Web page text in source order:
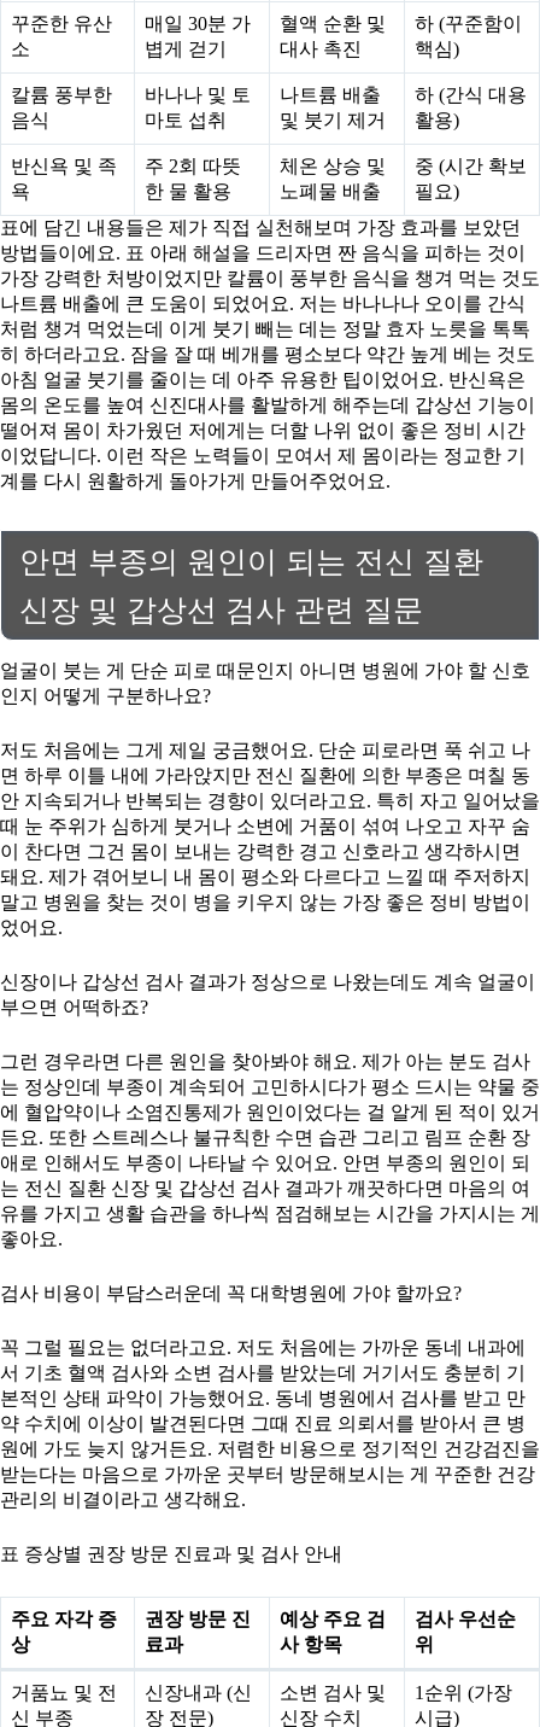
꾸준한 유산
소
매일 30분 가
볍게 걷기
혈액 순환 및
대사 촉진
하 (꾸준함이
핵심)
칼륨 풍부한
음식
바나나 및 토
마토 섭취
나트륨 배출
및 붓기 제거
하 (간식 대용
활용)
반신욕 및 족
욕
주 2회 따뜻
한 물 활용
체온 상승 및
노폐물 배출
중 (시간 확보
필요)
표에 담긴 내용들은 제가 직접 실천해보며 가장 효과를 보았던
방법들이에요. 표 아래 해설을 드리자면 짠 음식을 피하는 것이
가장 강력한 처방이었지만 칼륨이 풍부한 음식을 챙겨 먹는 것도
나트륨 배출에 큰 도움이 되었어요. 저는 바나나나 오이를 간식
처럼 챙겨 먹었는데 이게 붓기 빼는 데는 정말 효자 노릇을 톡톡
히 하더라고요. 잠을 잘 때 베개를 평소보다 약간 높게 베는 것도
아침 얼굴 붓기를 줄이는 데 아주 유용한 팁이었어요. 반신욕은
몸의 온도를 높여 신진대사를 활발하게 해주는데 갑상선 기능이
떨어져 몸이 차가웠던 저에게는 더할 나위 없이 좋은 정비 시간
이었답니다. 이런 작은 노력들이 모여서 제 몸이라는 정교한 기
계를 다시 원활하게 돌아가게 만들어주었어요.
안면 부종의 원인이 되는 전신 질환
신장 및 갑상선 검사 관련 질문
얼굴이 붓는 게 단순 피로 때문인지 아니면 병원에 가야 할 신호
인지 어떻게 구분하나요?
저도 처음에는 그게 제일 궁금했어요. 단순 피로라면 푹 쉬고 나
면 하루 이틀 내에 가라앉지만 전신 질환에 의한 부종은 며칠 동
안 지속되거나 반복되는 경향이 있더라고요. 특히 자고 일어났을
때 눈 주위가 심하게 붓거나 소변에 거품이 섞여 나오고 자꾸 숨
이 찬다면 그건 몸이 보내는 강력한 경고 신호라고 생각하시면
돼요. 제가 겪어보니 내 몸이 평소와 다르다고 느낄 때 주저하지
말고 병원을 찾는 것이 병을 키우지 않는 가장 좋은 정비 방법이
었어요.
신장이나 갑상선 검사 결과가 정상으로 나왔는데도 계속 얼굴이
부으면 어떡하죠?
그런 경우라면 다른 원인을 찾아봐야 해요. 제가 아는 분도 검사
는 정상인데 부종이 계속되어 고민하시다가 평소 드시는 약물 중
에 혈압약이나 소염진통제가 원인이었다는 걸 알게 된 적이 있거
든요. 또한 스트레스나 불규칙한 수면 습관 그리고 림프 순환 장
애로 인해서도 부종이 나타날 수 있어요. 안면 부종의 원인이 되
는 전신 질환 신장 및 갑상선 검사 결과가 깨끗하다면 마음의 여
유를 가지고 생활 습관을 하나씩 점검해보는 시간을 가지시는 게
좋아요.
검사 비용이 부담스러운데 꼭 대학병원에 가야 할까요?
꼭 그럴 필요는 없더라고요. 저도 처음에는 가까운 동네 내과에
서 기초 혈액 검사와 소변 검사를 받았는데 거기서도 충분히 기
본적인 상태 파악이 가능했어요. 동네 병원에서 검사를 받고 만
약 수치에 이상이 발견된다면 그때 진료 의뢰서를 받아서 큰 병
원에 가도 늦지 않거든요. 저렴한 비용으로 정기적인 건강검진을
받는다는 마음으로 가까운 곳부터 방문해보시는 게 꾸준한 건강
관리의 비결이라고 생각해요.
표 증상별 권장 방문 진료과 및 검사 안내
주요 자각 증
상
권장 방문 진
료과
예상 주요 검
사 항목
검사 우선순
위
거품뇨 및 전
신 부종
신장내과 (신
장 전문)
소변 검사 및
신장 수치
1순위 (가장
시급)